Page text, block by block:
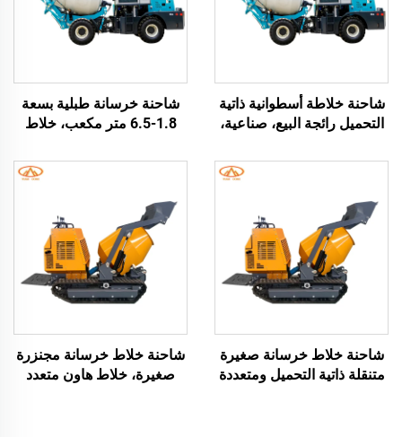
شاحنة خلاطة أسطوانية ذاتية
التحميل رائجة البيع، صناعية،
و3.5 م³ وبسعر مصنع صيني
شاحنة خرسانة طبلية بسعة
1.8-6.5 متر مكعب، خلاط
التحميل، شاحنة خلاط خرسانة
شاحنة خلاط خرسانة صغيرة
متنقلة ذاتية التحميل ومتعددة
شاحنة خلاط خرسانة مجنزرة
صغيرة، خلاط هاون متعدد